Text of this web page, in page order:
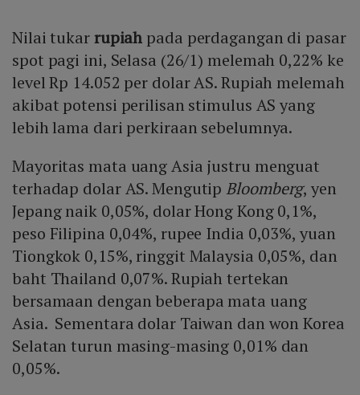
Nilai tukarrupiah pada perdagangan di pasar
spot pagi ini, Selasa (26/1) melemah 0,22% ke
level Rp 14.052 per dolar AS. Rupiah melemah
akibat potensi perilisan stimulus AS yang
lebih lama dari perkiraan sebelumnya.
Mayoritas mata uang Asia justru menguat
terhadap dolar AS. Mengutip Bloomberg, yen
Jepang naik 0,05%, dolar Hong Kong 0,1%,
peso Filipina 0,04%, rupee India 0,03%, yuan
Tiongkok 0,15%, ringgit Malaysia 0,05%, dan
baht Thailand 0,07%. Rupiah tertekan
bersamaan dengan beberapa mata uang
Asia. Sementara dolar Taiwan dan won Korea
Selatan turun masing-masing 0,01% dan
0,05%.